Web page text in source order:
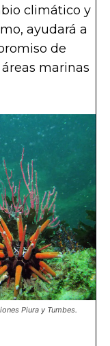
climático y
ayudará a
de
marinas
Piura y Tumbes.